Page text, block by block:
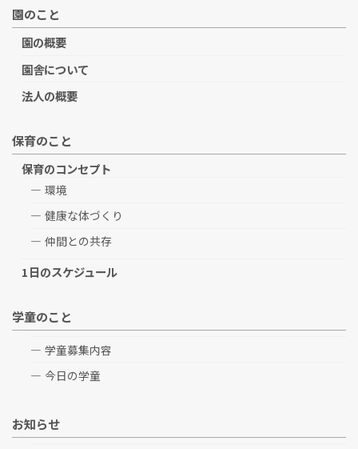
園のこと
園の概要
園舎について
法人の概要
保育のこと
保育のコンセプト
環境
健康な体づくり
仲間との共存
1日のスケジュール
学童のこと
学童募集内容
今日の学童
お知らせ